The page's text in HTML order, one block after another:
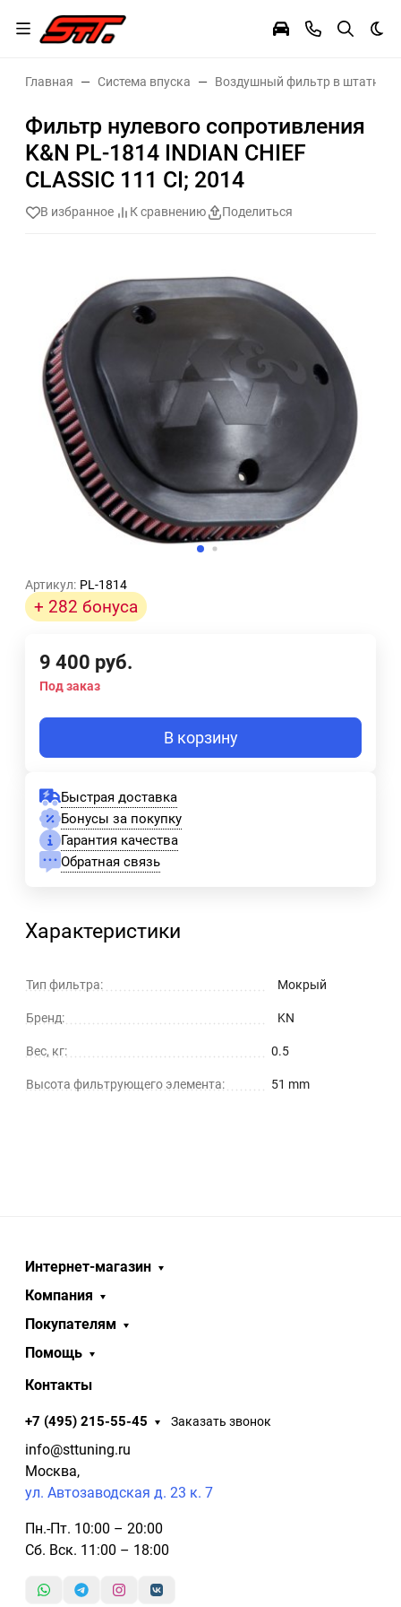
Главная Система впуска Воздушный фильтр в штатное
Фильтр нулевого сопротивления
K&N PL-1814 INDIAN CHIEF
CLASSIC 111 CI; 2014
В избранное К сравнению Поделиться
Артикул: PL-1814
+ 282 бонуса
9 400 руб.
Под заказ
В корзину
Быстрая доставка
Бонусы за покупку
Гарантия качества
Обратная связь
Характеристики
Тип фильтра: Мокрый
Бренд: KN
Вес, кг: 0.5
Высота фильтрующего элемента: 51 mm
Интернет-магазин
Компания
Покупателям
Помощь
Контакты
+7 (495) 215-55-45 Заказать звонок
info@sttuning.ru
Москва,
ул. Автозаводская д. 23 к. 7
Пн.-Пт. 10:00 – 20:00
Сб. Вск. 11:00 – 18:00